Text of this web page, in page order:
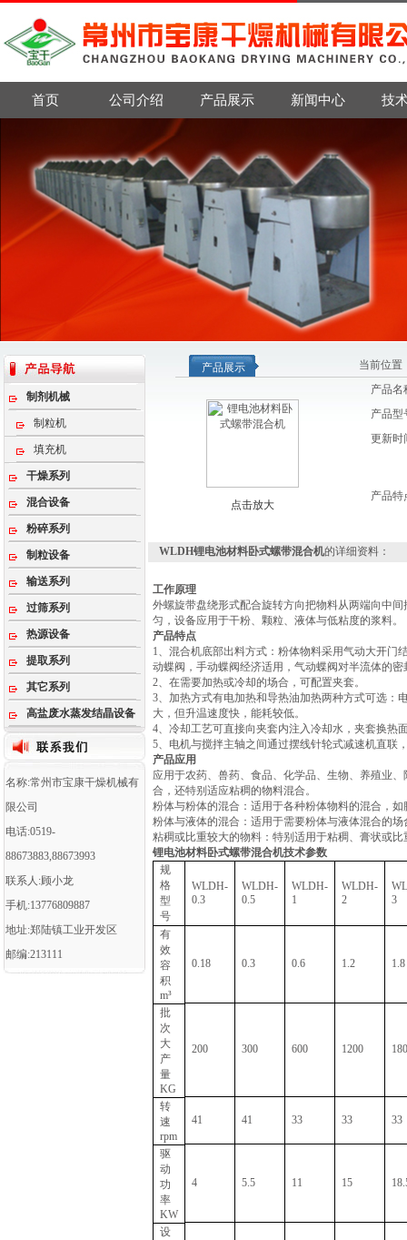
首页 公司介绍 产品展示 新闻中心 技
制剂机械
制粒机
填充机
干燥系列
混合设备
粉碎系列
制粒设备
输送系列
过筛系列
热源设备
提取系列
其它系列
高盐废水蒸发结晶设备
名称:常州市宝康干燥机械有
限公司
电话:0519-
88673883,88673993
联系人:顾小龙
手机:13776809887
地址:郑陆镇工业开发区
邮编:213111
产品展示 当前位置
点击放大
产品名
产品型
更新时
产品特
WLDH锂电池材料卧式螺带混合机的详细资料：
工作原理
外螺旋带盘绕形式配合旋转方向把物料从两端向中
匀，设备应用于干粉、颗粒、液体与低粘度的浆料。
产品特点
1、混合机底部出料方式：粉体物料采用气动大开门
动蝶阀，手动蝶阀经济适用，气动蝶阀对半流体的
2、在需要加热或冷却的场合，可配置夹套。
3、加热方式有电加热和导热油加热两种方式可选：
大，但升温速度快，能耗较低。
4、冷却工艺可直接向夹套内注入冷却水，夹套换热
5、电机与搅拌主轴之间通过摆线针轮式减速机直联
产品应用
应用于农药、兽药、食品、化学品、生物、养殖业
合，还特别适应粘稠的物料混合。
粉体与粉体的混合‌：适用于各种粉体物料的混合，
粉体与液体的混合‌：适用于需要粉体与液体混合的
粘稠或比重较大的物料‌：特别适用于粘稠、膏状或
锂电池材料卧式螺带混合机技术参数
规
格
型
号
WLDH-
0.3
WLDH-
0.5
WLDH-
1
WLDH-
2
3
有
效
容
积
m³
0.18 0.3 0.6 1.2 1.8
批
次
大
产
量
KG
200 300 600 1200
转
速
rpm
41 41 33 33 33
驱
动
功
率
KW
4 5.5 11 15
设